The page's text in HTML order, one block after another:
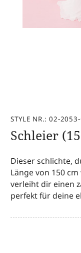
STYLE NR.: 02-
Schleier
Dieser schlichte,
Länge von 150
verleiht dir einen
perfekt für deine